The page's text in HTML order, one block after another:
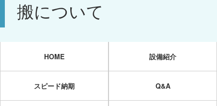
搬について
HOME 設備紹介
スピード納期 Q&A